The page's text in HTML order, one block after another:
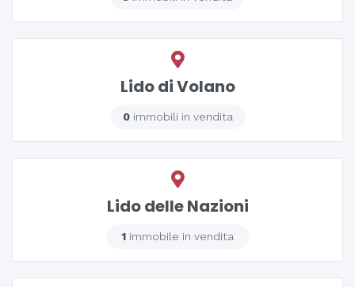
Lido di Volano
0immobili in vendita
Lido delle Nazioni
1 immobile in vendita